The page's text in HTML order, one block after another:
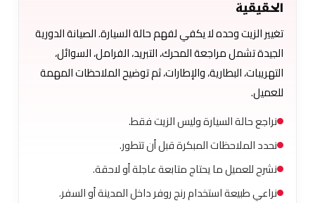
الحقيقية
تغيير الزيت وحده لا يكفي لفهم حالة السيارة. الصيانة الدورية
الجيدة تشمل مراجعة المحرك، التبريد، الفرامل، السوائل،
التهريبات، البطارية، والإطارات، ثم توضيح الملاحظات المهمة
للعميل.
نراجع حالة السيارة وليس الزيت فقط.
نحدد الملاحظات المبكرة قبل أن تتطور.
نشرح للعميل ما يحتاج متابعة عاجلة أو لاحقة.
نراعي طبيعة استخدام رنج روفر داخل المدينة أو السفر.